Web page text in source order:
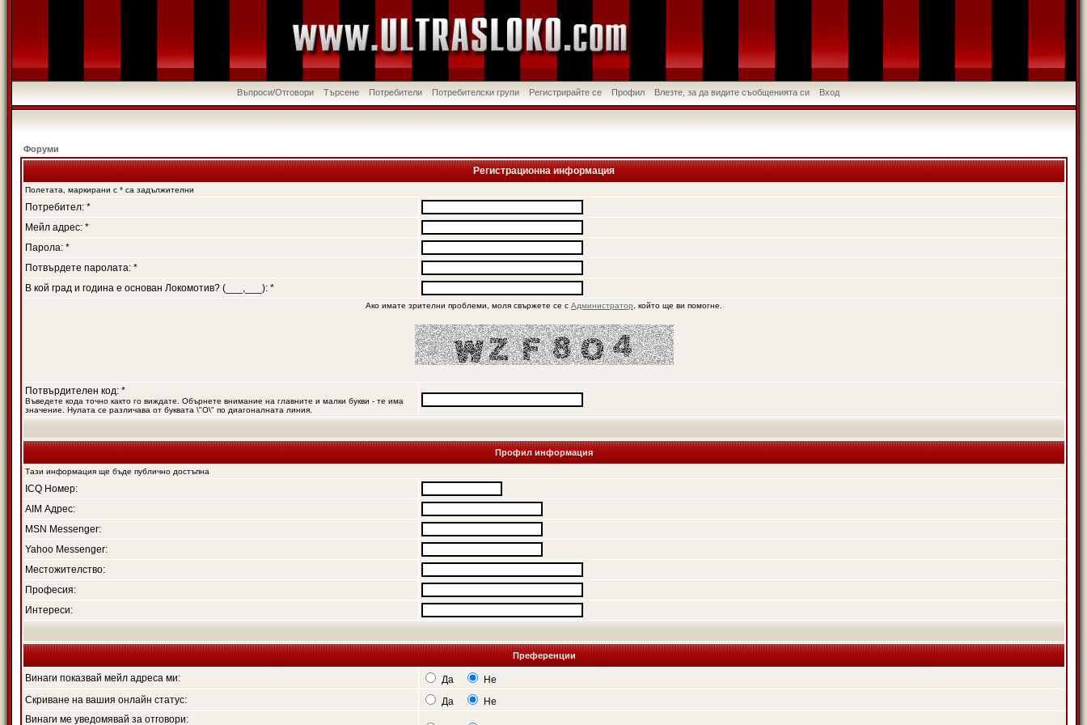
Въпроси/Отговори Търсене Потребители Потребителски групи Регистрирайте се Профил Влезте, за да видите съобщенията си Вход
Форуми
Регистрационна информация
Полетата, маркирани с * са задължителни
Потребител: *
Мейл адрес: *
Парола: *
Потвърдете паролата: *
В кой град и година е основан Локомотив? (___,___): *
Ако имате зрителни проблеми, моля свържете се с Администратор , който ще ви помогне.
Потвърдителен код: *
Въведете кода точно както го виждате. Обърнете внимание на главните и малки букви - те има
значение. Нулата се различава от буквата \"O\" по диагоналната линия.
Профил информация
Тази информация ще бъде публично достъпна
ICQ Номер:
AIM Адрес:
MSN Messenger:
Yahoo Messenger:
Местожителство:
Професия:
Интереси:
Преференции
Винаги показвай мейл адреса ми: Да
Не
Скриване на вашия онлайн статус:
Да
Не
Винаги ме уведомявай за отговори: